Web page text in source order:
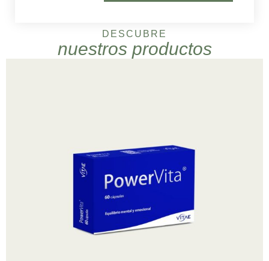
DESCUBRE
nuestros productos